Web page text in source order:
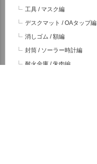
工具 / マスク編
デスクマット / OAタップ編
消しゴム / 額編
封筒 / ソーラー時計編
耐火金庫 / 朱肉編